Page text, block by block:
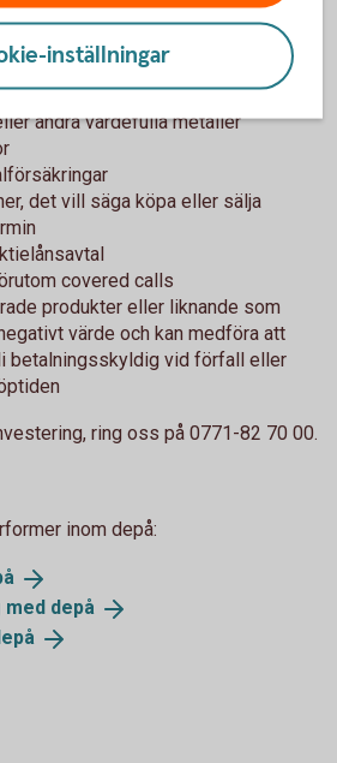
i försäkringsdepån och ett
inte får äga aktier i moderbolaget
om aktielån eller handla optioner
aktie är Swedbank AB
andra värdefulla metaller
det vill säga köpa eller sälja
covered calls
produkter eller liknande som
värde och kan medföra att
betalningsskyldig vid förfall eller
ring oss på 0771-82 70 00.
inom depå:
med depå
inställningar